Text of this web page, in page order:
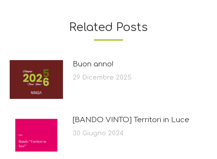
Related Posts
Buon anno!
29 Dicembre 2025
[BANDO VINTO] Territori in Luce
30 Giugno 2024